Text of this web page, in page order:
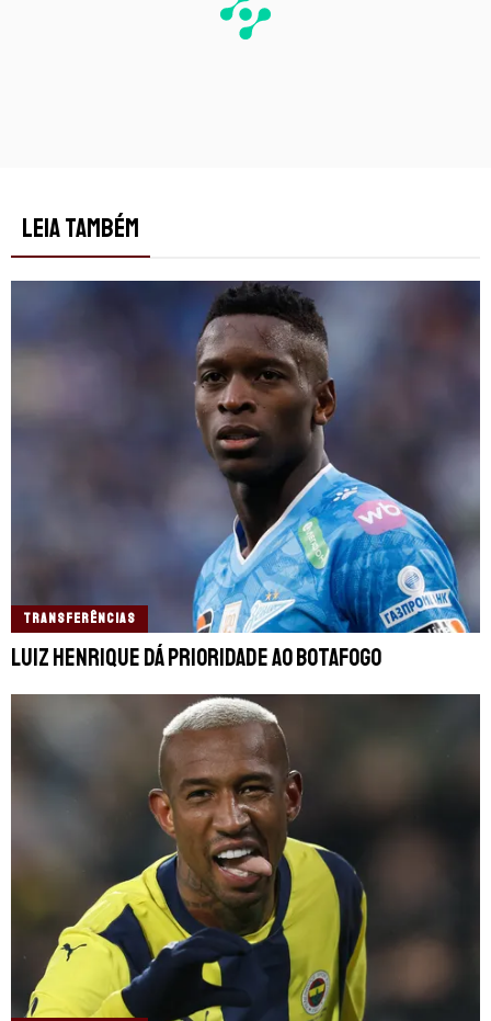
LEIA TAMBÉM
TRANSFERÊNCIAS
Luiz Henrique dá prioridade ao Botafogo